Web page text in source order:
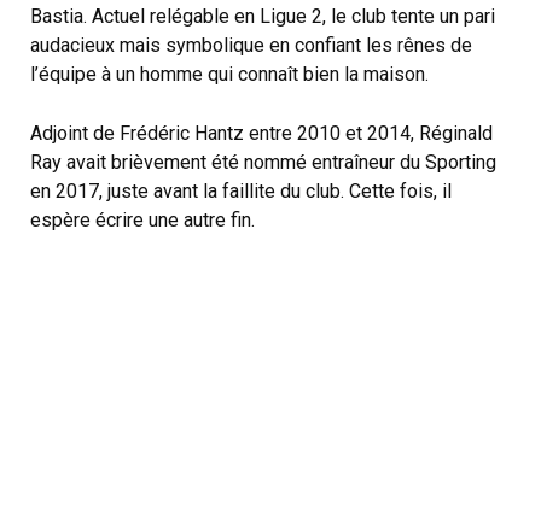
Bastia. Actuel relégable en Ligue 2, le club tente un pari
audacieux mais symbolique en confiant les rênes de
l’équipe à un homme qui connaît bien la maison.
Adjoint de Frédéric Hantz entre 2010 et 2014, Réginald
Ray avait brièvement été nommé entraîneur du Sporting
en 2017, juste avant la faillite du club. Cette fois, il
espère écrire une autre fin.